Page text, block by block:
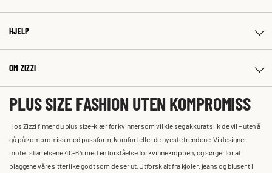
HJELP
OM ZIZZI
PLUS SIZE FASHION UTEN KOMPROMISS
Hos Zizzi finner du plus size-klær for kvinner som vil kle seg akkurat slik de vil – uten å
gå på kompromiss med passform, komfort eller de nyeste trendene. Vi designer
mote i størrelsene 40–64 med en forståelse for kvinnekroppen, og sørger for at
plaggene våre sitter like godt som de ser ut. Utforsk alt fra kjoler, jeans og bluser til